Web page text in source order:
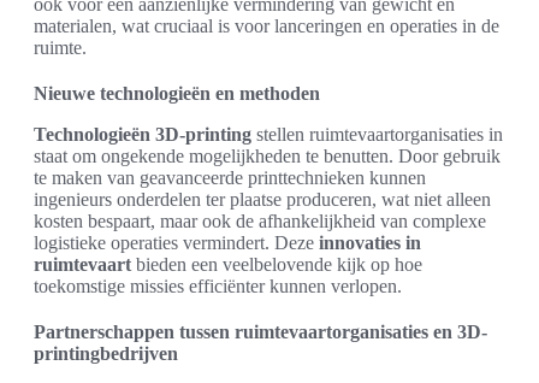
ook voor een aanzienlijke vermindering van gewicht en
materialen, wat cruciaal is voor lanceringen en operaties in de
ruimte.
Nieuwe technologieën en methoden
Technologieën 3D-printing stellen ruimtevaartorganisaties in
staat om ongekende mogelijkheden te benutten. Door gebruik
te maken van geavanceerde printtechnieken kunnen
ingenieurs onderdelen ter plaatse produceren, wat niet alleen
kosten bespaart, maar ook de afhankelijkheid van complexe
logistieke operaties vermindert. Deze innovaties in
ruimtevaart bieden een veelbelovende kijk op hoe
toekomstige missies efficiënter kunnen verlopen.
Partnerschappen tussen ruimtevaartorganisaties en 3D-
printingbedrijven